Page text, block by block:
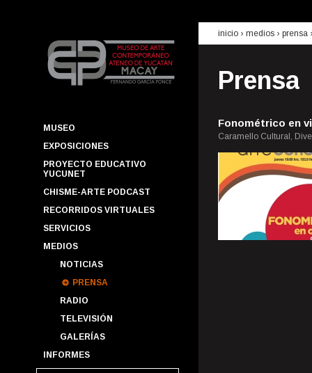
MUSEO
EXPOSICIONES
PROYECTO EDUCATIVO
YUCUNET
CHISME-ARTE PODCAST
RECORRIDOS VIRTUALES
SERVICIOS
MEDIOS
NOTICIAS
PRENSA
RADIO
TELEVISIÓN
GALERÍAS
INFORMES
inicio › medios › prensa
Prensa
Fonométrico en
Caramello Cultural,